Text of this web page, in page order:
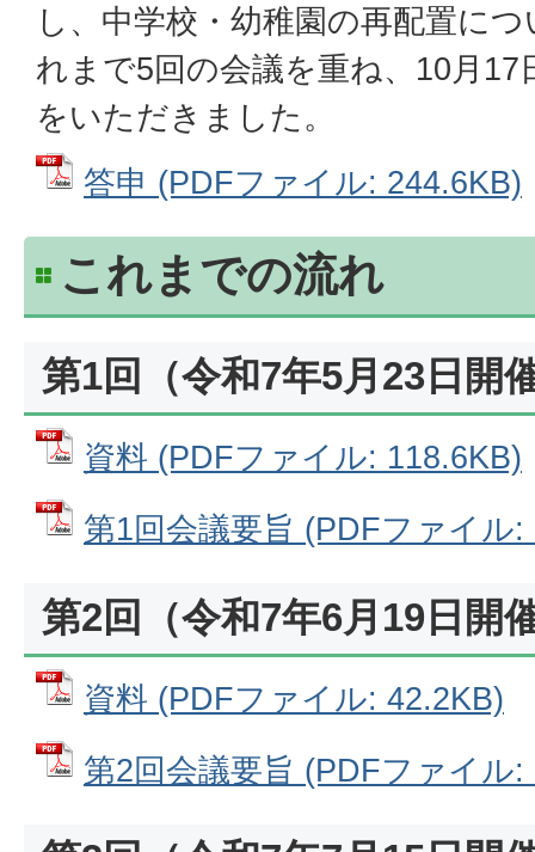
し、中学校・幼稚園の再配置に
れまで5回の会議を重ね、10月17
をいただきました。
答申 (PDFファイル: 244.6KB)
これまでの流れ
第1回（令和7年5月23日開
資料 (PDFファイル: 118.6KB)
第1回会議要旨 (PDFファイル:
第2回（令和7年6月19日開
資料 (PDFファイル: 42.2KB)
第2回会議要旨 (PDFファイル: